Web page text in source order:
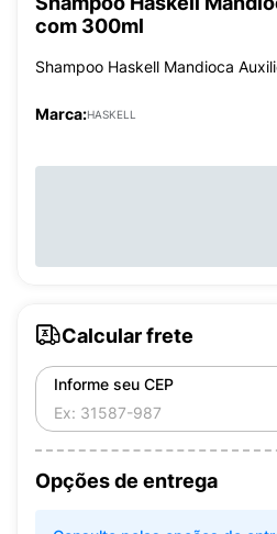
com 300ml
Shampoo Haskell Mandioca
Marca:HASKELL
Calcular frete
Informe seu CEP
Opções de entrega